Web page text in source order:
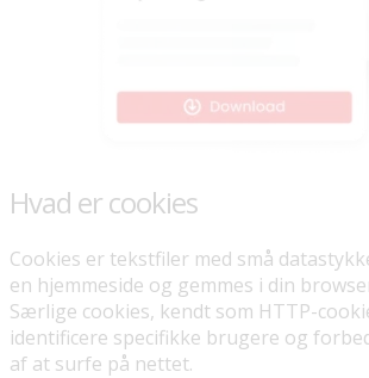
Hvad er cookies
Cookies er tekstfiler med små
en hjemmeside og gemmes i din
Særlige cookies, kendt som HTTP-
identificere specifikke brugere og
af at surfe på nettet.